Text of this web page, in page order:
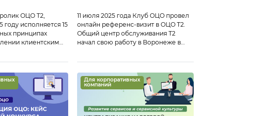
ОЦО Т2,
году исполняется 15
принципах
клиентским
11 июля 2025 года Клуб ОЦО провел
онлайн референс-визит в ОЦО T2.
Общий центр обслуживания Т2
начал свою работу в Воронеже в
предоставляющий бухгалтерский и
ОЦО начал глобальную
трансформацию для построения
клиентоцентичной модели, заявив
амбициозную цель – стать лучшей
сервисной компанией для своих
Для корпоративных
компаний